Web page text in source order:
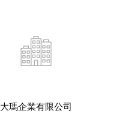
大瑪企業有限公司